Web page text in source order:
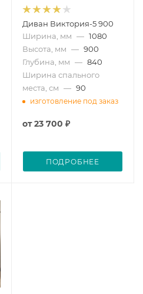
Диван Виктория-5 900
Ширина, мм — 1080
Высота, мм — 900
Глубина, мм — 840
Ширина спального
места, см — 90
изготовление под заказ
от23 700 ₽
ПОДРОБНЕЕ